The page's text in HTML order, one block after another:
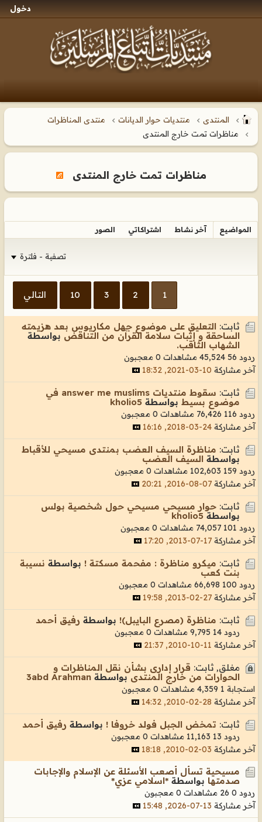
دخول
المنتدى منتديات حوار الديانات
منتدى المناظرات
مناظرات تمت خارج المنتدى
مناظرات تمت خارج المنتدى
المواضيع آخر نشاط اشتراكاتي الصور
تصفية - فلترة
1
2
3
10 التالي
ثابت: التعليق على موضوع جهل مكاريوس بعد هزيمته
الساحقة و إثبات سلامة القرآن من التناقض بواسطة
الشهاب الثاقب.
ردود 56 45,524 مشاهدات
0 معجبون
آخر مشاركة 10-03-2021, 18:32
ثابت:
سقوط منتديات answer me muslims في
موضوع بسيط بواسطة kholio5
ردود 116 76,426 مشاهدات
0 معجبون
آخر مشاركة 24-03-2018, 16:16
ثابت: مناظرة السيف العضب بمنتدى مسيحي للأقباط
بواسطة السيف العضب
ردود 159 102,603 مشاهدات
0 معجبون
آخر مشاركة 07-08-2016, 20:21
ثابت: حوار مسيحي مسيحي حول شخصية بولس
بواسطة kholio5
ردود 101 74,057 مشاهدات
0 معجبون
آخر مشاركة 17-07-2013, 17:20
ثابت: ميكرو مناظرة : مفحمة مسكتة ! بواسطة نسيبة
بنت كعب
ردود 100 66,698 مشاهدات
0 معجبون
آخر مشاركة 27-02-2013, 19:58
ثابت: مناظرة (مصرع البايبل)! بواسطة رفيق أحمد
ردود 14 9,795 مشاهدات
0 معجبون
آخر مشاركة 11-10-2010, 21:37
مغلق, ثابت: قرار إدارى بشأن نقل المناظرات و
الحوارات من خارج المنتدى بواسطة 3abd Arahman
استجابة 1 4,359 مشاهدات
0 معجبون
آخر مشاركة 28-02-2010, 14:32
ثابت: تمخض الجبل فولد خروفا ! بواسطة رفيق أحمد
ردود 13 11,163 مشاهدات
0 معجبون
آخر مشاركة 03-02-2010, 18:18
مسيحية تسأل أصعب الأسئلة عن الإسلام والإجابات
صدمتها بواسطة *اسلامي عزي*
ردود 0 26 مشاهدات
0 معجبون
آخر مشاركة 13-07-2026, 15:48